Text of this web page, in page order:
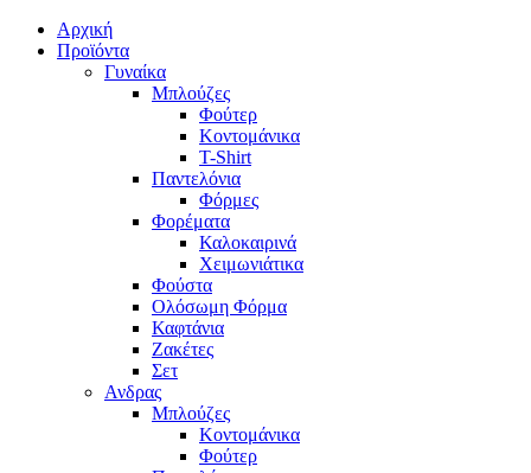
Αρχική
Προϊόντα
Γυναίκα
Μπλούζες
Φούτερ
Κοντομάνικα
T-Shirt
Παντελόνια
Φόρμες
Φορέματα
Καλοκαιρινά
Χειμωνιάτικα
Φούστα
Ολόσωμη Φόρμα
Καφτάνια
Ζακέτες
Σετ
Ανδρας
Μπλούζες
Κοντομάνικα
Φούτερ